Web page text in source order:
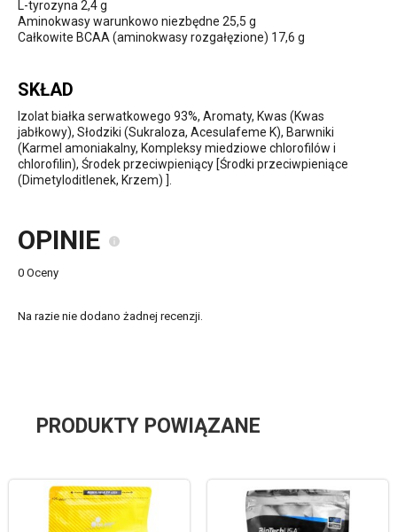
L-tyrozyna 2,4 g
Aminokwasy warunkowo niezbędne 25,5 g
Całkowite BCAA (aminokwasy rozgałęzione) 17,6 g
SKŁAD
Izolat białka serwatkowego 93%, Aromaty, Kwas (Kwas
jabłkowy), Słodziki (Sukraloza, Acesulafeme K), Barwniki
(Karmel amoniakalny, Kompleksy miedziowe chlorofilów i
chlorofilin), Środek przeciwpieniący [Środki przeciwpieniące
(Dimetyloditlenek, Krzem) ].
OPINIE
0 Oceny
Na razie nie dodano żadnej recenzji.
PRODUKTY POWIĄZANE